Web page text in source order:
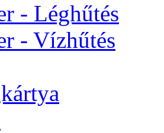
- Léghűtés
- Vízhűtés